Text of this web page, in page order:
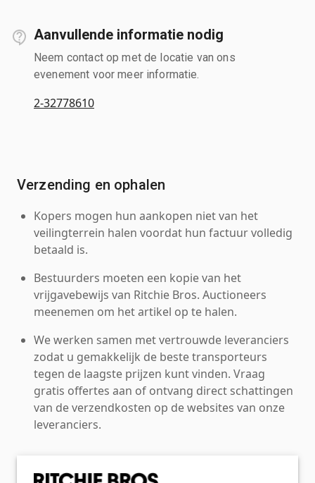
Aanvullende informatie nodig
Neem contact op met de locatie van ons
evenement voor meer informatie.
2-32778610
Verzending en ophalen
Kopers mogen hun aankopen niet van het
veilingterrein halen voordat hun factuur volledig
betaald is.
Bestuurders moeten een kopie van het
vrijgavebewijs van Ritchie Bros. Auctioneers
meenemen om het artikel op te halen.
We werken samen met vertrouwde leveranciers
zodat u gemakkelijk de beste transporteurs
tegen de laagste prijzen kunt vinden. Vraag
gratis offertes aan of ontvang direct schattingen
van de verzendkosten op de websites van onze
leveranciers.